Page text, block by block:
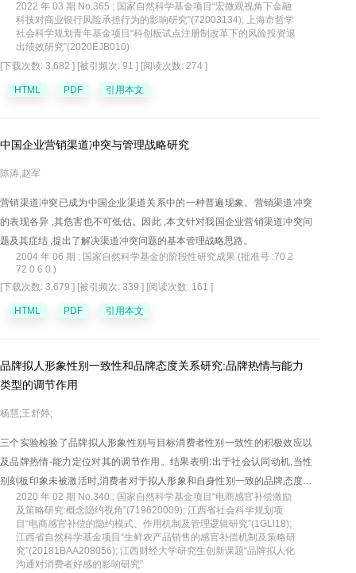
成的并购事件为研究样本，从并购视角出发，研究了风险投资对管理层过
度自信的影响及其带来的并购后果。结果发现，风险投资能够显著抑制并
购活动中管理层的过度自信行为，而抑制管理层过度自信在风险投资降低
并购溢价过程中发挥了重要的中介效应，上述作用在民营企业或风险投资
派驻了董事的企业中更为显著。进一步分析显示，在考虑了风险投资与管
论仍显著成立。
2022 年 03 期 No.365 ; 国家自然科学基金项目“宏微观视角下金融
科技对商业银行风险承担行为的影响研究”(72003134); 上海市哲学
社会科学规划青年基金项目“科创板试点注册制改革下的风险投资退
出绩效研究”(2020EJB010)
[下载次数: 3,682 ] [被引频次: 91 ] [阅读次数: 274 ]
HTML PDF 引用本文
中国企业营销渠道冲突与管理战略研究
陈涛,赵军
营销渠道冲突已成为中国企业渠道关系中的一种普遍现象。营销渠道冲突
的表现各异 ,其危害也不可低估。因此 ,本文针对我国企业营销渠道冲突问
题及其症结 ,提出了解决渠道冲突问题的基本管理战略思路。
2004 年 06 期 ; 国家自然科学基金的阶段性研究成果 (批准号 :70 2
72 0 6 0 )
[下载次数: 3,679 ] [被引频次: 339 ] [阅读次数: 161 ]
HTML PDF 引用本文
品牌拟人形象性别一致性和品牌态度关系研究:品牌热情与能力
类型的调节作用
杨慧;王舒婷;
三个实验检验了品牌拟人形象性别与目标消费者性别一致性的积极效应以
及品牌热情-能力定位对其的调节作用。结果表明:出于社会认同动机,当性
别刻板印象未被激活时,消费者对于拟人形象和自身性别一致的品牌态度更
加积极。而当性别热情-能力刻板印象被激活时,性别一致性的积极效应被品
牌热情-能力定位调节。具体而言,对于男性消费者,相对于能力型品牌,热情
型品牌由于和男性高能力低热情刻板印象不同,男性消费者对男性拟人形象
的社会认同降低,品牌拟人形象与消费者性别一致性对社会认同和品牌态度
2020 年 02 期 No.340 ; 国家自然科学基金项目“电商感官补偿激励
及策略研究:概念隐约视角”(719620009); 江西省社会科学规划项
目“电商感官补偿的隐约模式、作用机制及管理逻辑研究”(1GLl18);
江西省自然科学基金项目“生鲜农产品销售的感官补偿机制及策略研
究”(20181BAA208056); 江西财经大学研究生创新课题“品牌拟人化
沟通对消费者好感的影响研究”